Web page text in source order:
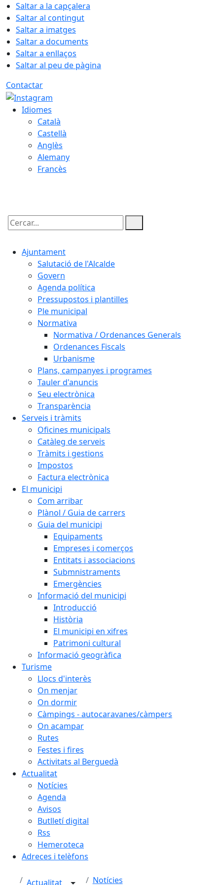
Saltar a la capçalera
Saltar al contingut
Saltar a imatges
Saltar a documents
Saltar a enllaços
Saltar al peu de pàgina
Contactar
Idiomes
Català
Castellà
Anglès
Alemany
Francès
Cercar:
Ajuntament
Salutació de l'Alcalde
Govern
Agenda política
Pressupostos i plantilles
Ple municipal
Normativa
Normativa / Ordenances Generals
Ordenances Fiscals
Urbanisme
Plans, campanyes i programes
Tauler d'anuncis
Seu electrònica
Transparència
Serveis i tràmits
Oficines municipals
Catàleg de serveis
Tràmits i gestions
Impostos
Factura electrònica
El municipi
Com arribar
Plànol / Guia de carrers
Guia del municipi
Equipaments
Empreses i comerços
Entitats i associacions
Submnistraments
Emergències
Informació del municipi
Introducció
Història
El municipi en xifres
Patrimoni cultural
Informació geogràfica
Turisme
Llocs d'interès
On menjar
On dormir
Càmpings - autocaravanes/càmpers
On acampar
Rutes
Festes i fires
Activitats al Berguedà
Actualitat
Notícies
Agenda
Avisos
Butlletí digital
Rss
Hemeroteca
Adreces i telèfons
Actualitat Notícies